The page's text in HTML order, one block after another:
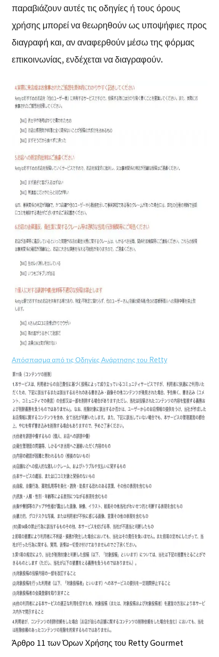
παραβιάζουν αυτές τις οδηγίες ή τους όρους
χρήσης μπορεί να θεωρηθούν ως υποψήφιες προς
διαγραφή και, αν αναφερθούν μέσω της φόρμας
επικοινωνίας, ενδέχεται να διαγραφούν.
Απόσπασμα από τις Οδηγίες Ανάρτησης του Retty
Άρθρο 11 των Όρων Χρήσης του Retty Gourmet